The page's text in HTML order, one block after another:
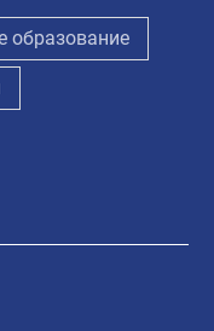
образование